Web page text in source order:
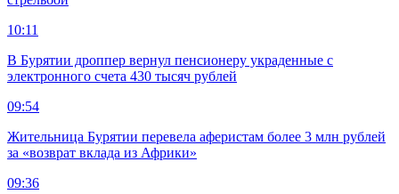
10:11
В Бурятии дроппер вернул пенсионеру украденные с
электронного счета 430 тысяч рублей
09:54
Жительница Бурятии перевела аферистам более 3 млн рублей
за «возврат вклада из Африки»
09:36